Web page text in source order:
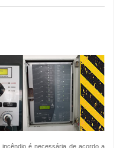
é necessária de acordo a